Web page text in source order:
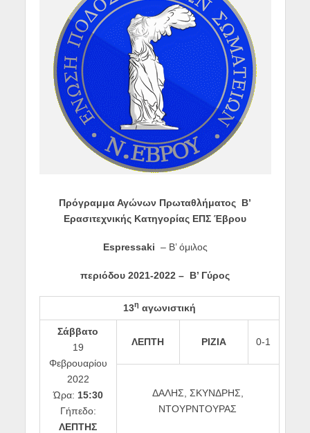
Πρόγραμμα Αγώνων Πρωταθλήματος Β’
Ερασιτεχνικής Κατηγορίας ΕΠΣ Έβρου
Espressaki – Β’ όμιλος
περιόδου 2021-2022 – Β’ Γύρος
13η αγωνιστική
Σάββατο
19
Φεβρουαρίου
2022
Ώρα: 15:30
Γήπεδο:
ΛΕΠΤΗΣ
ΛΕΠΤΗ ΡΙΖΙΑ 0-1
ΔΑΛΗΣ, ΣΚΥΝΔΡΗΣ,
ΝΤΟΥΡΝΤΟΥΡΑΣ